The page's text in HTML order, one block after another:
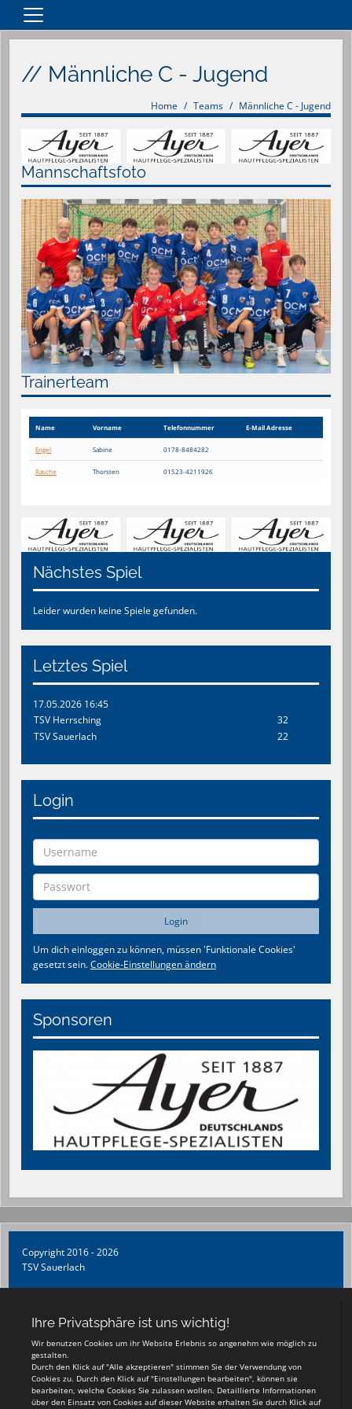
Teams
Anfahrt
Merchandise Artikel
Sponsoren
Kontakt
Impressum
// Männliche C - Jugend
Home Teams Männliche C - Jugend
Mannschaftsfoto
Trainerteam
Name Vorname Telefon​nummer E-Mail Adresse
Engel Sabine 0178-8484282
Rasche Thorsten 01523-4211926
Nächstes Spiel
Leider wurden keine Spiele gefunden.
Letztes Spiel
17.05.2026 16:45
TSV Herrsching
32
TSV Sauerlach
22
Login
Um dich einloggen zu können, müssen 'Funktionale Cookies'
gesetzt sein.Cookie-Einstellungen ändern
Sponsoren
Copyright 2016 - 2026
TSV Sauerlach
Impressum
Teamsports 2
Dein Sportverein online